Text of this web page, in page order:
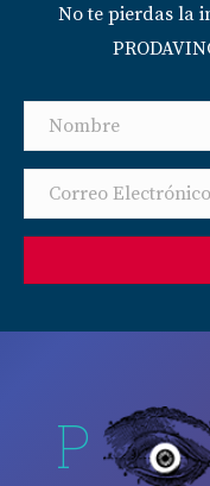
No te pierdas la
P